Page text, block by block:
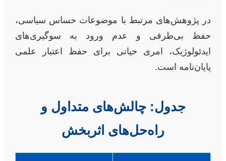
در پژوهش‌های مرتبط با موضوعات حساس سیاسی،
حفظ بی‌طرفی و عدم ورود به سوگیری‌های
ایدئولوژیک، امری حیاتی برای حفظ اعتبار علمی
پایان‌نامه است.
جدول: چالش‌های متداول و
راه‌حل‌های اثربخش